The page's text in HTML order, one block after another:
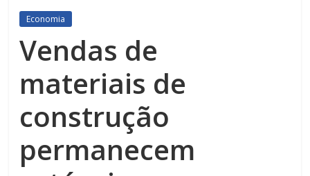
Economia
Vendas de
materiais de
construção
permanecem